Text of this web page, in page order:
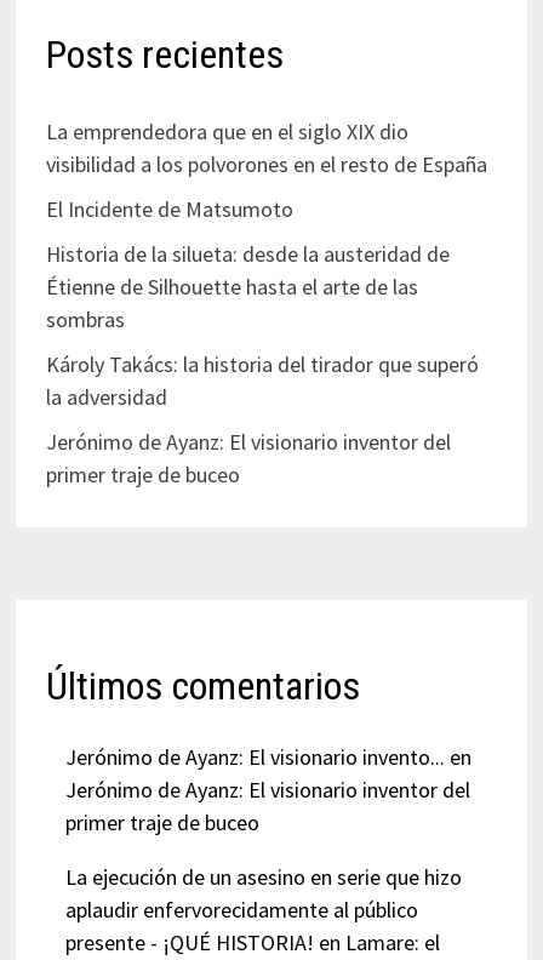
Posts recientes
La emprendedora que en el siglo XIX dio
visibilidad a los polvorones en el resto de España
El Incidente de Matsumoto
Historia de la silueta: desde la austeridad de
Étienne de Silhouette hasta el arte de las
sombras
Károly Takács: la historia del tirador que superó
la adversidad
Jerónimo de Ayanz: El visionario inventor del
primer traje de buceo
Últimos comentarios
Jerónimo de Ayanz: El visionario invento... en
Jerónimo de Ayanz: El visionario inventor del
primer traje de buceo
La ejecución de un asesino en serie que hizo
aplaudir enfervorecidamente al público
presente - ¡QUÉ HISTORIA! en Lamare: el